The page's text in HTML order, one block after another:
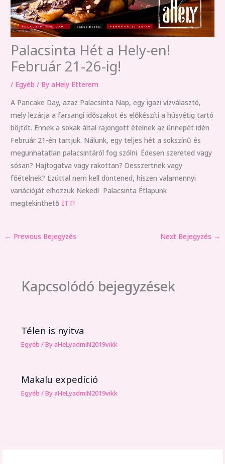
Palacsinta Hét a Hely-en!
Február 21-26-ig!
/ Egyéb / ByaHely Etterem
A Pancake Day, azaz Palacsinta Nap, egy igazi vízválasztó,
mely lezárja a farsangi időszakot és előkészíti a húsvétig tartó
böjtöt. Ennek a sokak által rajongott ételnek az ünnepét idén
Február 21-én tartjuk. Nálunk, egy teljes hét a sokszínű és
megunhatatlan palacsintáról fog szólni. Édesen szereted vagy
sósan? Hajtogatva vagy rakottan? Desszertnek vagy
főételnek? Ezúttal nem kell döntened, hiszen valamennyi
variációját elhozzuk Neked! Palacsinta Étlapunk
megtekinthető ITT!
← Previous Bejegyzés Next Bejegyzés →
Kapcsolódó bejegyzések
Télen is nyitva
Egyéb / ByaHeLyadmiN2019vikk
Makalu expedíció
Egyéb / ByaHeLyadmiN2019vikk